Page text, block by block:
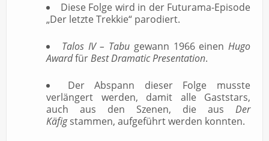
Diese Folge wird in der Futurama-Episode
„Der letzte Trekkie“ parodiert.
Talos IV – Tabu gewann 1966 einenHugo
AwardfürBest Dramatic Presentation.
Der Abspann dieser Folge musste
verlängert werden, damit alle Gaststars,
auch aus den Szenen, die aus Der
Käfigstammen, aufgeführt werden konnten.